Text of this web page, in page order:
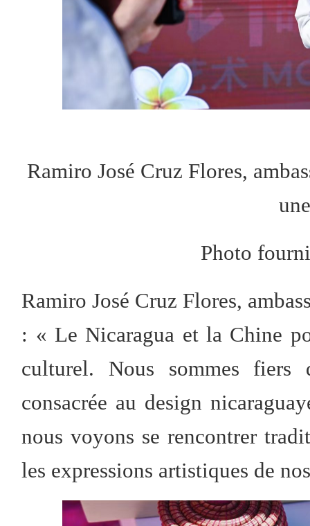
Ramiro José Cruz Flores,
Photo
Ramiro José Cruz Flores,
: « Le Nicaragua et la Chine
culturel. Nous sommes fiers
consacrée au design
nous voyons se rencontrer
les expressions artistiques de